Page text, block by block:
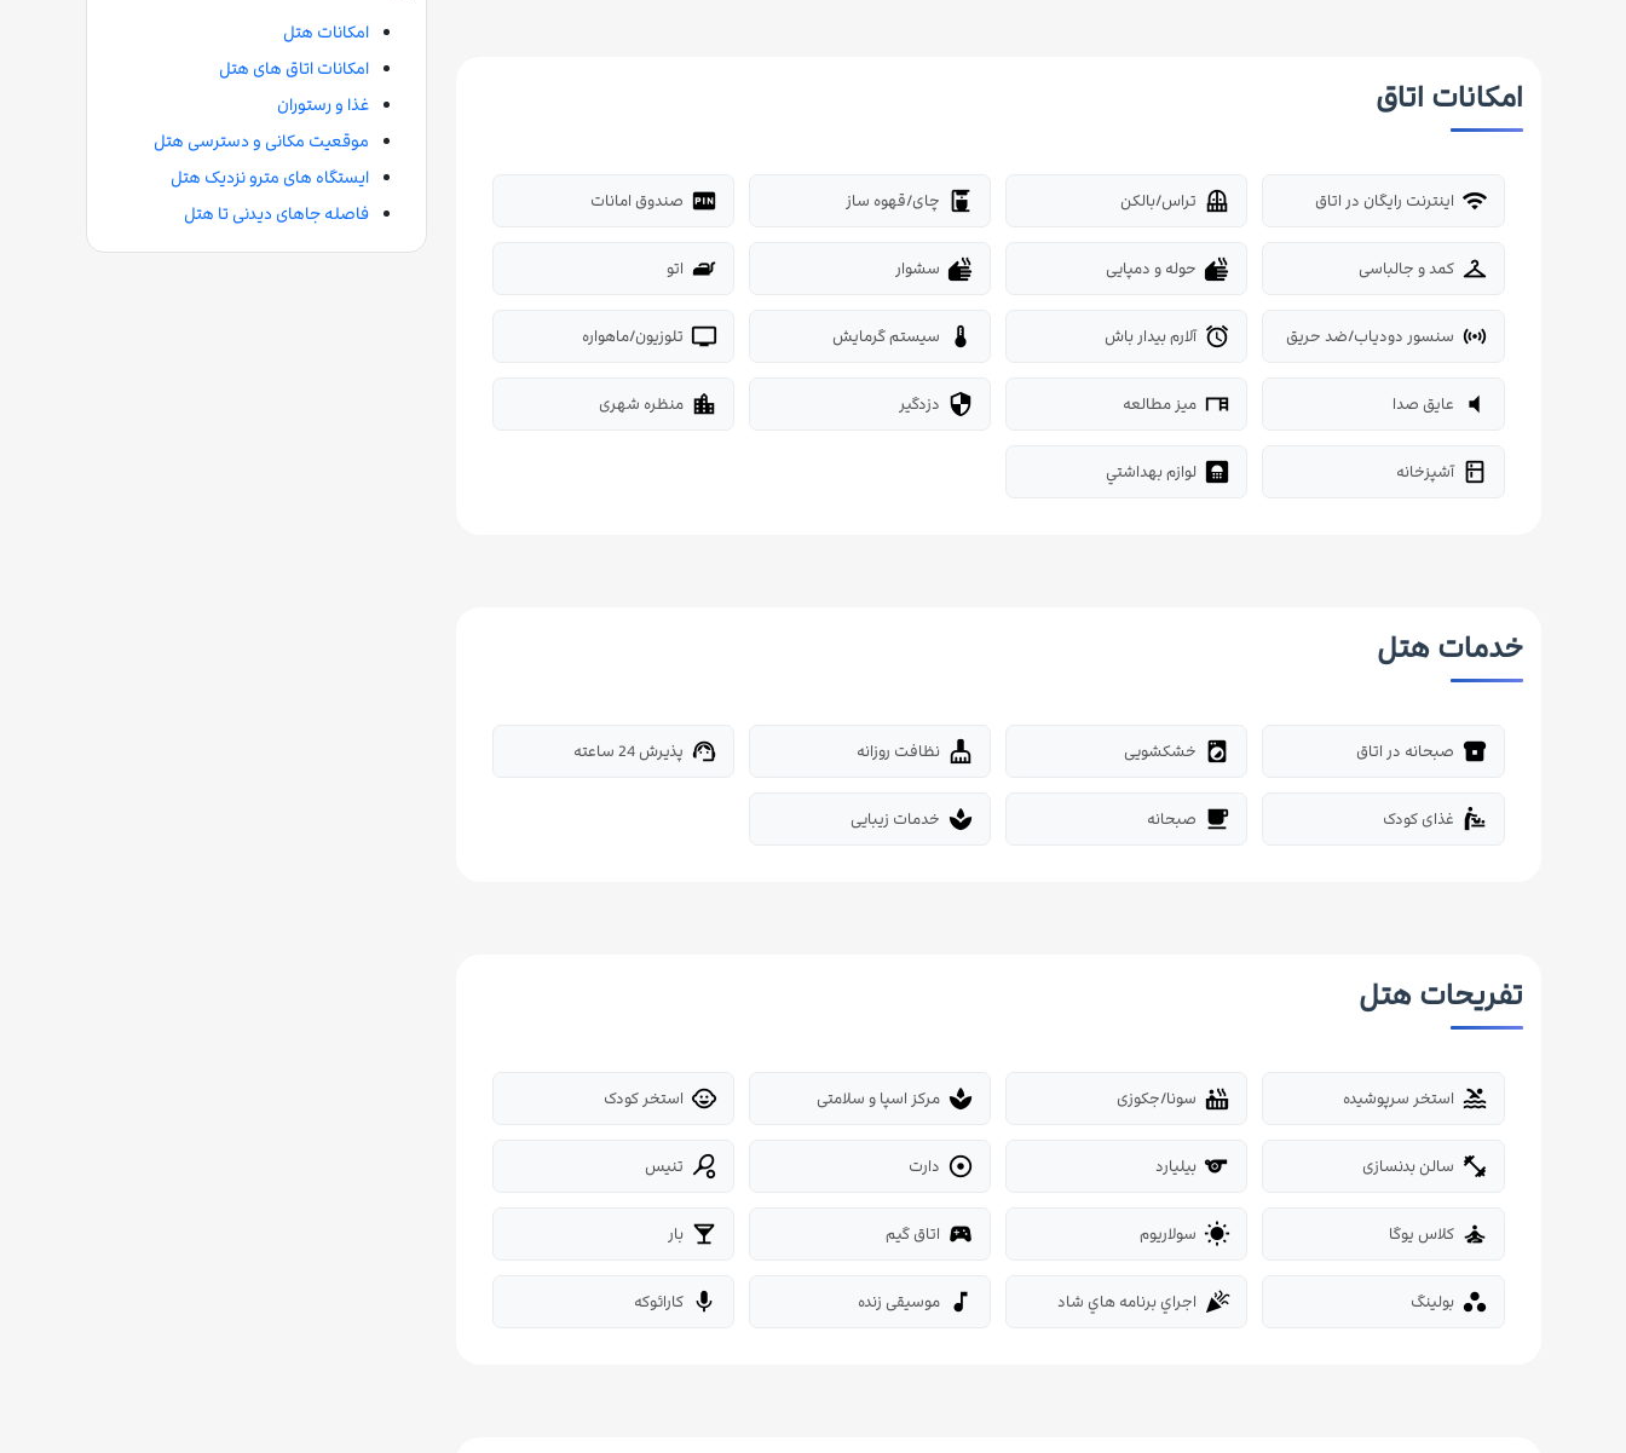
امکانات اتاق
wifi اینترنت رایگان در اتاق balcony تراس/بالکن coffee_maker چای/قهوه ساز fiber_pin صندوق امانات
checkroom کمد و جالباسی dry حوله و دمپایی dry سشوار iron اتو
sensors سنسور دودیاب/ضد حریق alarm آلارم بیدار باش thermostat سیستم گرمایش tv تلوزیون/ماهواره
volume_mute عایق صدا desk میز مطالعه security دزدگیر location_city منظره شهری
kitchen آشپزخانه bathroom لوازم بهداشتي
خدمات هتل
breakfast_dining صبحانه در اتاق local_laundry_service خشکشویی cleaning_services نظافت روزانه support_agent پذیرش 24 ساعته
baby_changing_station غذای کودک free_breakfast صبحانه spa خدمات زیبایی
تفریحات هتل
pool استخر سرپوشیده hot_tub سونا/جکوزی spa مرکز اسپا و سلامتی child_care استخر کودک
fitness_center سالن بدنسازی
sports_billiards بیلیارد  دارت sports_tennis تنیس
self_improvement کلاس یوگا wb_sunny سولاريوم sports_esports اتاق گیم local_bar بار
 بولینگ celebration اجراي برنامه هاي شاد music_note موسیقی زنده mic کارائوکه
امکانات هتل
امکانات اتاق های هتل
غذا و رستوران
موقعیت مکانی و دسترسی هتل
ایستگاه های مترو نزدیک هتل
فاصله جاهای دیدنی تا هتل